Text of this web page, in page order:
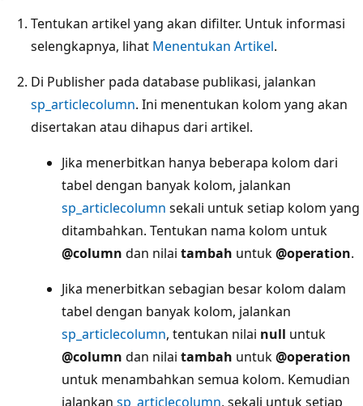
Tentukan artikel yang akan difilter. Untuk informasi
selengkapnya, lihat Menentukan Artikel.
Di Publisher pada database publikasi, jalankan
sp_articlecolumn. Ini menentukan kolom yang akan
disertakan atau dihapus dari artikel.
Jika menerbitkan hanya beberapa kolom dari
tabel dengan banyak kolom, jalankan
sp_articlecolumn sekali untuk setiap kolom yang
ditambahkan. Tentukan nama kolom untuk
@column dan nilai tambah untuk@operation.
Jika menerbitkan sebagian besar kolom dalam
tabel dengan banyak kolom, jalankan
sp_articlecolumn, tentukan nilai null untuk
@column dan nilai tambah untuk@operation
untuk menambahkan semua kolom. Kemudian
jalankan sp_articlecolumn, sekali untuk setiap